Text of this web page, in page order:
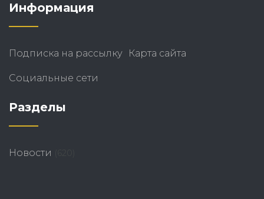
Информация
Подписка на рассылку Карта сайта
Социальные сети
Разделы
Новости